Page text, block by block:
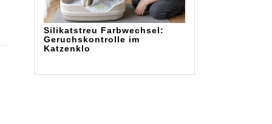
Silikatstreu Farbwechsel:
Geruchskontrolle im
Katzenklo